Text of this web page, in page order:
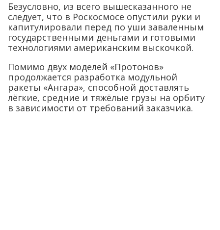
Безусловно, из всего вышесказанного не
следует, что в Роскосмосе опустили руки и
капитулировали перед по уши заваленным
государственными деньгами и готовыми
технологиями американским выскочкой.
Помимо двух моделей «Протонов»
продолжается разработка модульной
ракеты «Ангара», способной доставлять
лёгкие, средние и тяжёлые грузы на орбиту
в зависимости от требований заказчика.